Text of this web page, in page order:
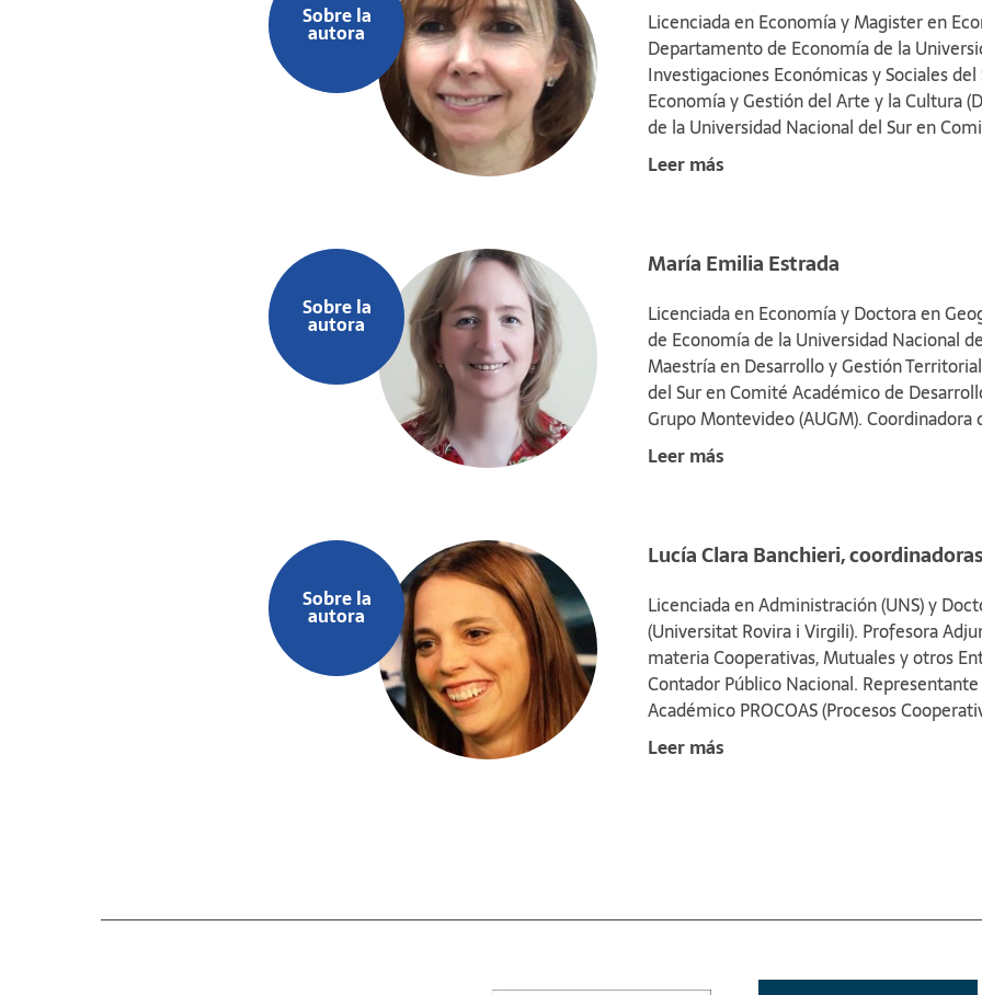
Sobre la
autora
Licenciada en Economía y Magister en
Departamento de Economía de la
Investigaciones Económicas y Sociales
Economía y Gestión del Arte y la Cultura
de la Universidad Nacional del Sur en
Asociativos) de la Asociación de
años su investigación se centra en el
Leer más
Sobre la
autora
María Emilia Estrada
Licenciada en Economía y Doctora en
de Economía de la Universidad Nacional
Maestría en Desarrollo y Gestión
del Sur en Comité Académico de
Grupo Montevideo (AUGM).
Estratégica para el Desarrollo de los
Investigador del Laboratorio de Estudios
varios vinculados a la Economía Regional y
Leer más
Sobre la
autora
Lucía Clara Banchieri, coordinadoras
Licenciada en Administración (UNS) y
(Universitat Rovira i Virgili). Profesora
materia Cooperativas, Mutuales y otros
Contador Público Nacional.
Académico PROCOAS (Procesos
Universidades Grupo Montevideo
Sponsor del Balance Social de
Leer más